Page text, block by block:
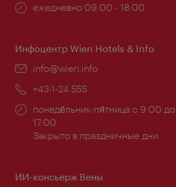
Часы
ежедневно 09:00 - 18:00
Инфоцентр Wien Hotels & Info
Эл.
info@wien.info
Телефон:
+43-1-24 555
Часы
работы:
понеде́льник-пя́тница с 9:00 до
17:00
Закрыто в праздничные дни
ИИ-консьерж Вены